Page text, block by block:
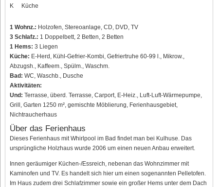
K
Küche
1 Wohnz.: Holzofen, Stereoanlage, CD, DVD, TV
3 Schlafz.: 1 Doppelbett, 2 Betten, 2 Betten
1 Hems: 3 Liegen
Küche: E-Herd, Kühl-Gefrier-Kombi, Gefriertruhe 60-99 l., Mikrow.,
Abzugsh., Kaffeem., Spülm., Waschm.
Bad: WC, Waschb., Dusche
Aktivitäten:
Und: Terrasse, überd. Terrasse, Carport, E-Heiz., Luft-Luft-Wärmepumpe,
Grill, Garten 1250 m², gemischte Möblierung, Ferienhausgebiet,
Nichtraucherhaus
Über das Ferienhaus
Dieses Ferienhaus mit Whirlpool im Bad findet man bei Kulhuse. Das
ursprüngliche Holzhaus wurde 2006 um einen neuen Anbau erweitert.
Innen geräumiger Küchen-/Essreich, nebenan das Wohnzimmer mit
Kaminofen und TV. Es handelt sich hier um einen sogenannten Pelletofen.
Im Haus zudem drei Schlafzimmer sowie ein großer Hems unter dem Dach